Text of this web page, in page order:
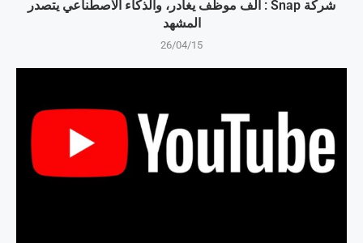
شركة Snap : ألف موظف يغادر، والذكاء الاصطناعي يتصدر
المشهد
26/04/15